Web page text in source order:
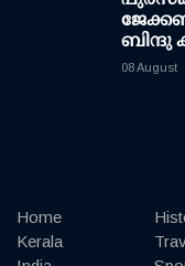
ബിന്ദു
08 August
Home
Kerala